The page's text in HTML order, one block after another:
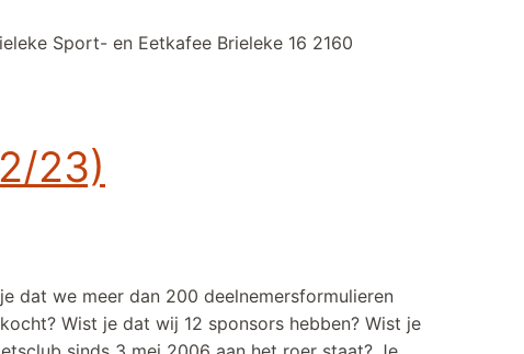
Sport- en Eetkafee Brieleke 16 2160
23)
dat we meer dan 200 deelnemersformulieren
Wist je dat wij 12 sponsors hebben? Wist je